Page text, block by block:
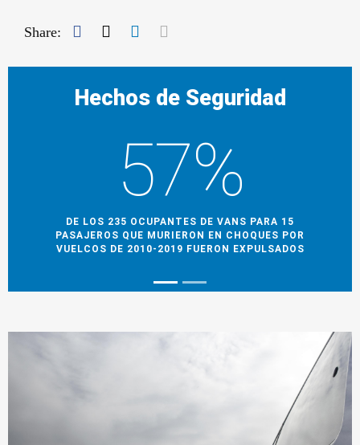
Share: Facebook
TwitterLinkedIn
Hechos de Seguridad
57%
DE LOS 235 OCUPANTES DE VANS PARA 15
PASAJEROS QUE MURIERON EN CHOQUES POR
VUELCOS DE 2010-2019 FUERON EXPULSADOS